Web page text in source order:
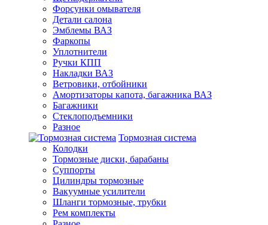
Форсунки омывателя
Детали салона
Эмблемы ВАЗ
Фаркопы
Уплотнители
Ручки КПП
Накладки ВАЗ
Ветровики, отбойники
Амортизаторы капота, багажника ВАЗ
Багажники
Стеклоподъемники
Разное
Тормозная система
Колодки
Тормозные диски, барабаны
Суппорты
Цилиндры тормозные
Вакуумные усилители
Шланги тормозные, трубки
Рем комплекты